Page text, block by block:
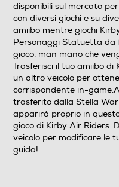
disponibili sul mercato
con diversi giochi e su
amiibo mentre giochi
Personaggi Statuetta da
gioco, man mano che
Trasferisci il tuo amiibo di
un altro veicolo per
corrispondente in-
trasferito dalla Stella
apparirà proprio in
gioco di Kirby Air Riders.
veicolo per modificare le
guida!